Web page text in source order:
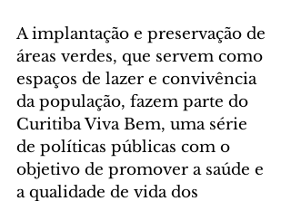
A implantação e preservação de
áreas verdes, que servem como
espaços de lazer e convivência
da população, fazem parte do
Curitiba Viva Bem, uma série
de políticas públicas com o
objetivo de promover a saúde e
a qualidade de vida dos